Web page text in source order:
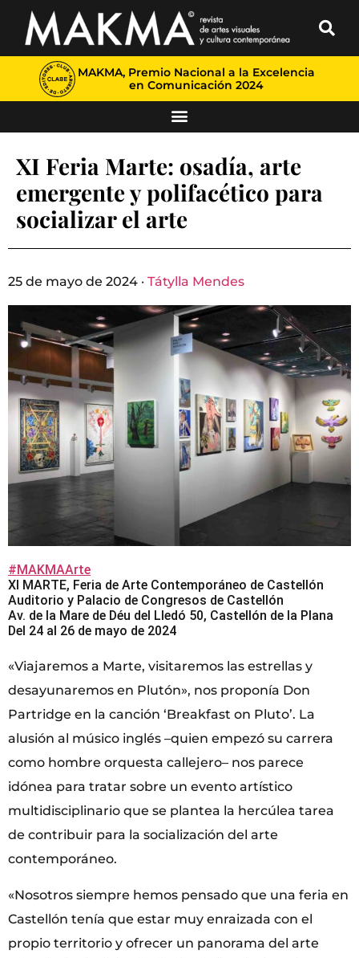
MAKMA, Premio Nacional a la Excelencia
en Comunicación 2024
XI Feria Marte: osadía, arte
emergente y polifacético para
socializar el arte
25 de mayo de 2024 · Tátylla Mendes
#MAKMAArte
XI MARTE, Feria de Arte Contemporáneo de Castellón
Auditorio y Palacio de Congresos de Castellón
Av. de la Mare de Déu del Lledó 50, Castellón de la Plana
Del 24 al 26 de mayo de 2024
«Viajaremos a Marte, visitaremos las estrellas y
desayunaremos en Plutón», nos proponía Don
Partridge en la canción ‘Breakfast on Pluto’. La
alusión al músico inglés –quien empezó su carrera
como hombre orquesta callejero– nos parece
idónea para tratar sobre un evento artístico
multidisciplinario que se plantea la hercúlea tarea
de contribuir para la socialización del arte
contemporáneo.
«Nosotros siempre hemos pensado que una feria en
Castellón tenía que estar muy enraizada con el
propio territorio y ofrecer un panorama del arte